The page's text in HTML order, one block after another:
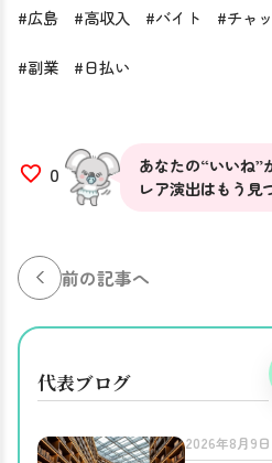
#広島 #高収入 #バイト #チャ
#副業 #日払い
0
あなたの“いいね
レア演出はもう見
前の記事へ
代表ブログ
2026年8月9日